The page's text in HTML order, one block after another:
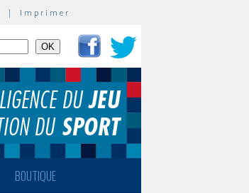
| Imprimer
BOUTIQUE